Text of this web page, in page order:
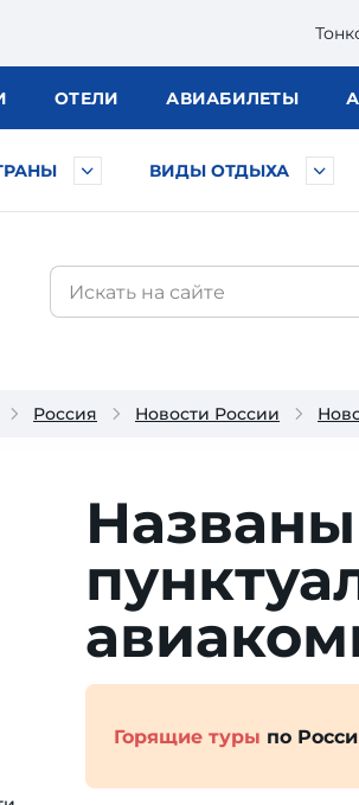
ОТЕЛИ АВИАБИЛЕТЫ
ВИДЫ ОТДЫХА
Россия Новости России
Горящие туры по